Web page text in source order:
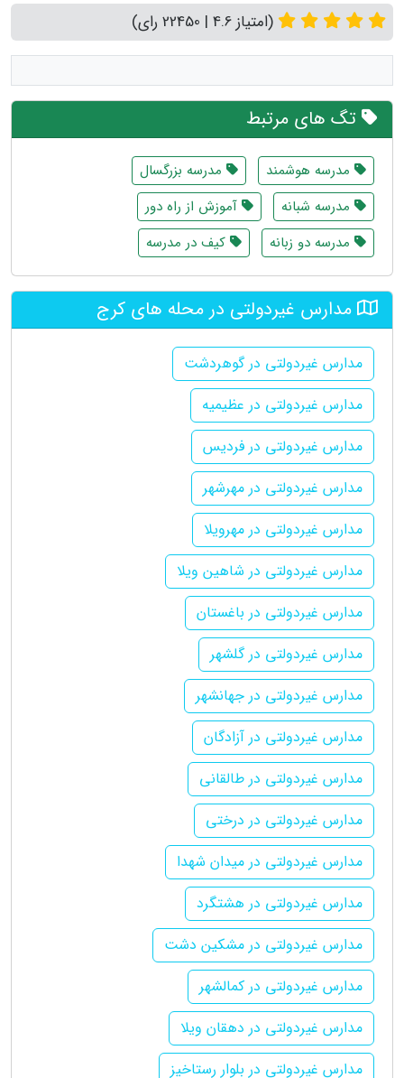
(امتیاز 4.6 | 22450 رای)
تگ های مرتبط
مدرسه هوشمند
مدرسه بزرگسال
مدرسه شبانه
آموزش از راه دور
مدرسه دو زبانه
کیف در مدرسه
مدارس غیردولتی در محله های کرج
مدارس غیردولتی در گوهردشت
مدارس غیردولتی در عظیمیه
مدارس غیردولتی در فردیس
مدارس غیردولتی در مهرشهر
مدارس غیردولتی در مهرویلا
مدارس غیردولتی در شاهین ویلا
مدارس غیردولتی در باغستان
مدارس غیردولتی در گلشهر
مدارس غیردولتی در جهانشهر
مدارس غیردولتی در آزادگان
مدارس غیردولتی در طالقانی
مدارس غیردولتی در درختی
مدارس غیردولتی در میدان شهدا
مدارس غیردولتی در هشتگرد
مدارس غیردولتی در مشکین دشت
مدارس غیردولتی در کمالشهر
مدارس غیردولتی در دهقان ویلا
مدارس غیردولتی در بلوار رستاخیز